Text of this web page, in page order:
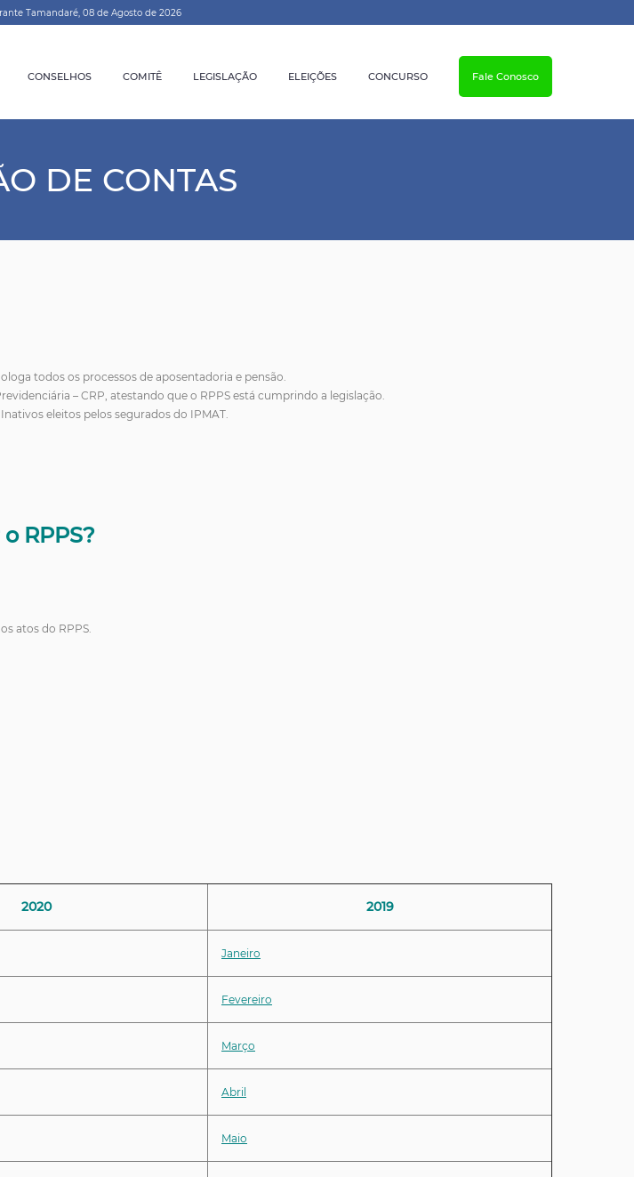
Tamandaré, 08 de Agosto de 2026
CONSELHOS COMITÊ LEGISLAÇÃO ELEIÇÕES CONCURSO Fale Conosco
DE CONTAS
todos os processos de aposentadoria e pensão.
– CRP, atestando que o RPPS está cumprindo a legislação.
eleitos pelos segurados do IPMAT.
RPPS?
atos do RPPS.
2020 2019
Janeiro
Fevereiro
Março
Abril
Maio